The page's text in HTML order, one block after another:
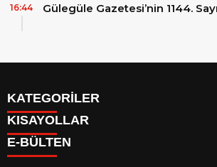
Gülegüle Gazetesi’nin 1144.
16:44
KATEGORİLER
Reklam
Firma Rehberi
İletişim
KISAYOLLAR
Facebook
E-BÜLTEN